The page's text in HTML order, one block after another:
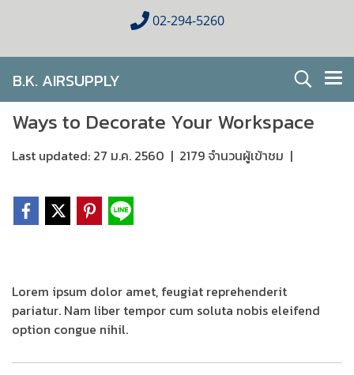
02-294-5260
B.K. AIRSUPPLY
AIR CONDITIONING FOR HOMES & BUSINESES
Ways to Decorate Your Workspace
Last updated: 27 ม.ค. 2560 | 2179 จำนวนผู้เข้าชม |
Lorem ipsum dolor amet, feugiat reprehenderit
pariatur. Nam liber tempor cum soluta nobis eleifend
option congue nihil.